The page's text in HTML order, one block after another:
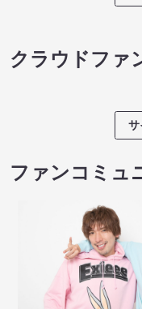
クラウドファ
サ
ファンコミュ